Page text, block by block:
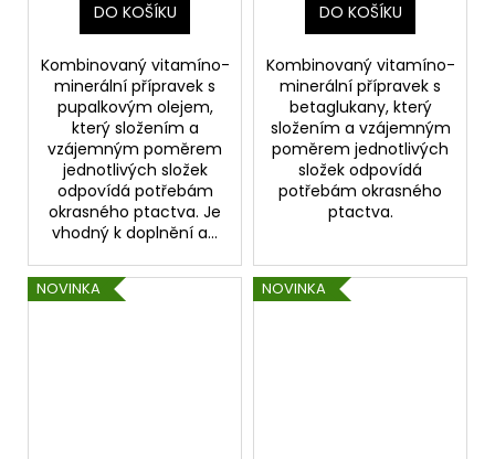
DO KOŠÍKU
Kombinovaný vitamíno-
minerální přípravek s
pupalkovým olejem,
který složením a
vzájemným poměrem
jednotlivých složek
odpovídá potřebám
okrasného ptactva. Je
vhodný k doplnění a...
DO KOŠÍKU
Kombinovaný vitamíno-
minerální přípravek s
betaglukany, který
složením a vzájemným
poměrem jednotlivých
složek odpovídá
potřebám okrasného
ptactva.
NOVINKA NOVINKA